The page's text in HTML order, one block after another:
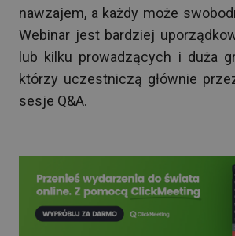
nawzajem, a każdy może
Webinar jest bardziej
lub kilku prowadzących i duża
którzy uczestniczą głównie
sesje Q&A.